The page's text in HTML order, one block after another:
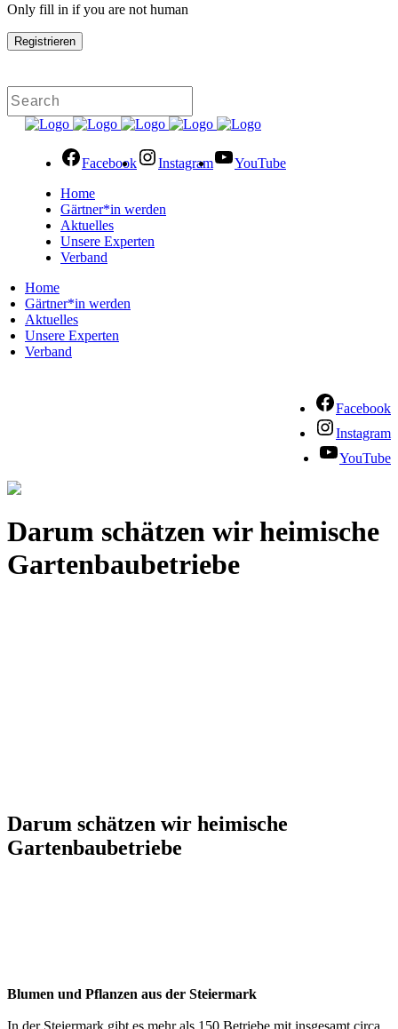
Only fill in if you are not human
Facebook Instagram
YouTube
Home
Gärtner*in werden
Aktuelles
Unsere Experten
Verband
Home
Gärtner*in werden
Aktuelles
Unsere Experten
Verband
Facebook
Instagram
YouTube
Darum schätzen wir heimische
Gartenbaubetriebe
Darum schätzen wir heimische
Gartenbaubetriebe
Blumen und Pflanzen aus der Steiermark
In der Steiermark gibt es mehr als 150 Betriebe mit insgesamt circa